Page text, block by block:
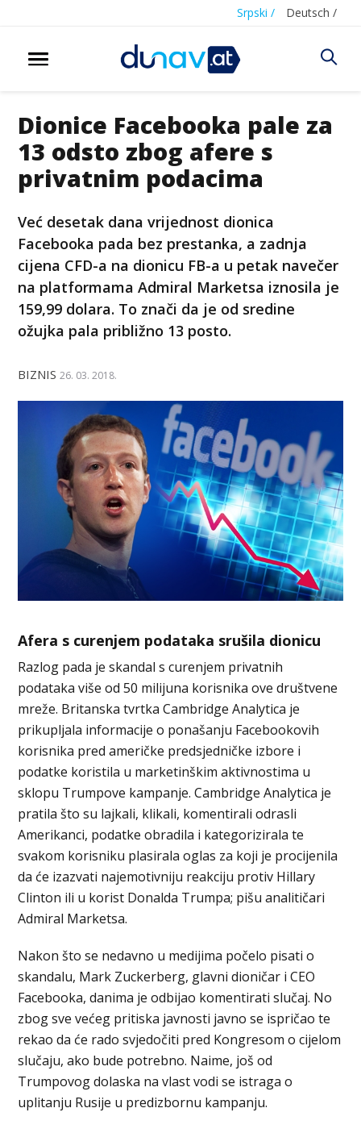
Srpski / Deutsch /
Dionice Facebooka pale za
13 odsto zbog afere s
privatnim podacima
Već desetak dana vrijednost dionica
Facebooka pada bez prestanka, a zadnja
cijena CFD-a na dionicu FB-a u petak navečer
na platformama Admiral Marketsa iznosila je
159,99 dolara. To znači da je od sredine
ožujka pala približno 13 posto.
BIZNIS 26. 03. 2018.
Afera s curenjem podataka srušila dionicu
Razlog pada je skandal s curenjem privatnih
podataka više od 50 milijuna korisnika ove društvene
mreže. Britanska tvrtka Cambridge Analytica je
prikupljala informacije o ponašanju Facebookovih
korisnika pred američke predsjedničke izbore i
podatke koristila u marketinškim aktivnostima u
sklopu Trumpove kampanje. Cambridge Analytica je
pratila što su lajkali, klikali, komentirali odrasli
Amerikanci, podatke obradila i kategorizirala te
svakom korisniku plasirala oglas za koji je procijenila
da će izazvati najemotivniju reakciju protiv Hillary
Clinton ili u korist Donalda Trumpa; pišu analitičari
Admiral Marketsa.
Nakon što se nedavno u medijima počelo pisati o
skandalu, Mark Zuckerberg, glavni dioničar i CEO
Facebooka, danima je odbijao komentirati slučaj. No
zbog sve većeg pritiska javnosti javno se ispričao te
rekao da će rado svjedočiti pred Kongresom o cijelom
slučaju, ako bude potrebno. Naime, još od
Trumpovog dolaska na vlast vodi se istraga o
uplitanju Rusije u predizbornu kampanju.